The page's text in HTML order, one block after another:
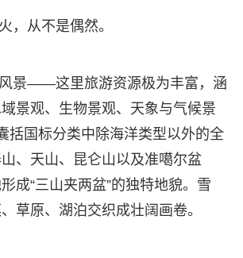
，从不是偶然。
景——这里旅游资源极为丰富，涵
景观、生物景观、天象与气候景
括国标分类中除海洋类型以外的全
、天山、昆仑山以及准噶尔盆
成“三山夹两盆”的独特地貌。雪
草原、湖泊交织成壮阔画卷。